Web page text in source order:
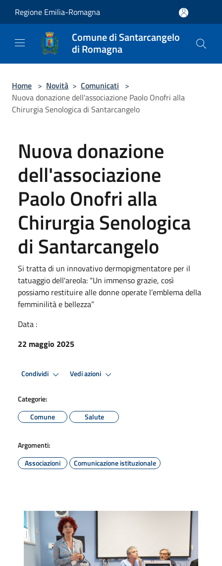
Regione Emilia-Romagna
Comune di Santarcangelo
di Romagna
Home > Novità > Comunicati >
Nuova donazione dell'associazione Paolo Onofri alla
Chirurgia Senologica di Santarcangelo
Nuova donazione
dell'associazione
Paolo Onofri alla
Chirurgia Senologica
di Santarcangelo
Si tratta di un innovativo dermopigmentatore per il
tatuaggio dell'areola: “Un immenso grazie, così
possiamo restituire alle donne operate l’emblema della
femminilità e bellezza”
Data :
22 maggio 2025
Condividi Vedi azioni
Categorie:
Comune
Salute
Argomenti:
Associazioni
Comunicazione istituzionale